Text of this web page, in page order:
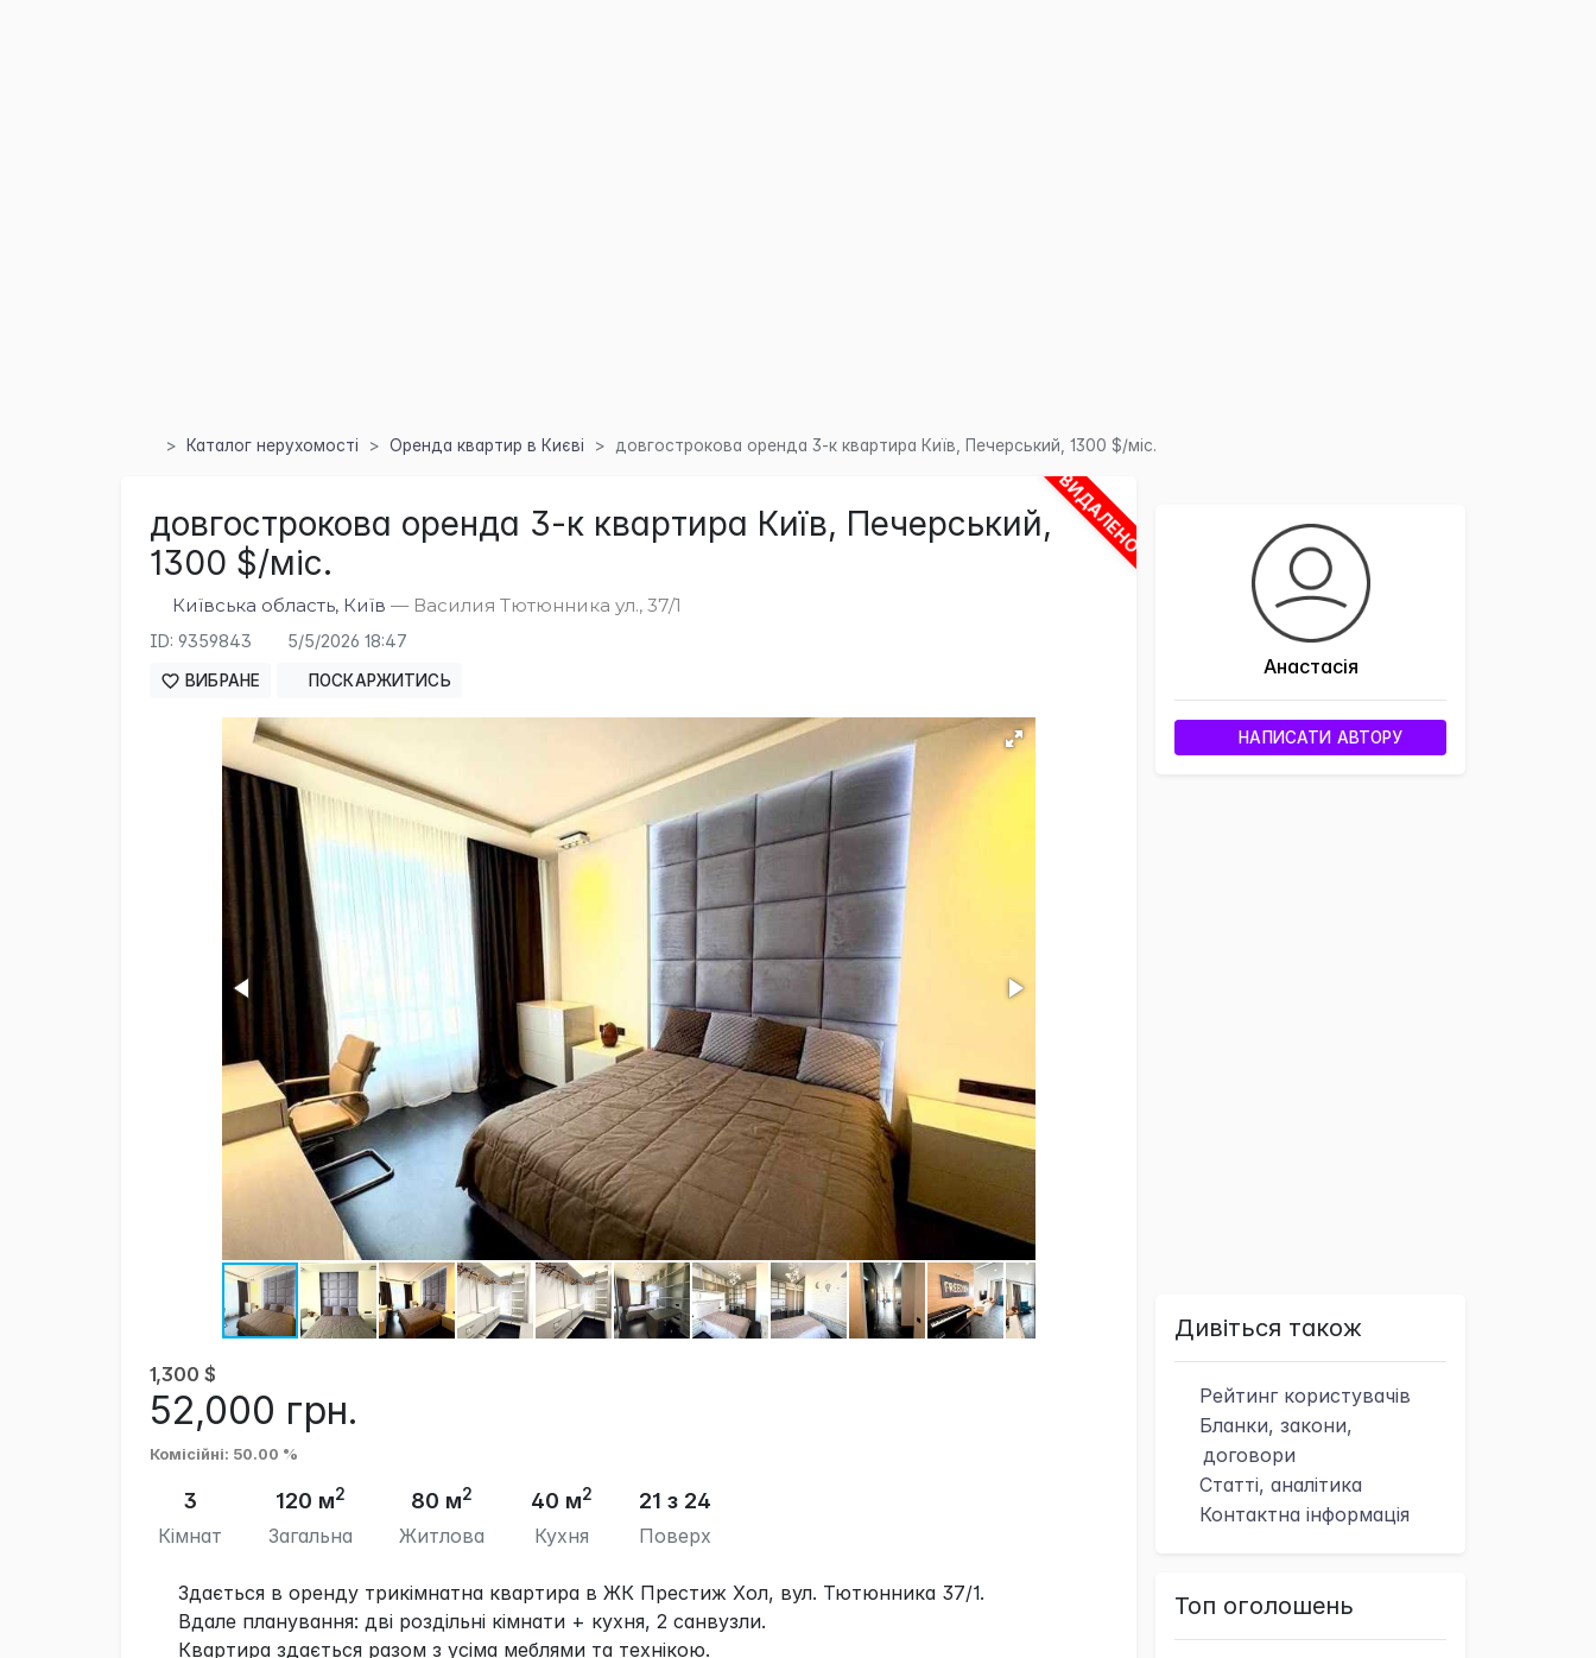
Каталог нерухомості Оренда квартир в Києві довгострокова оренда 3-к квартира Київ, Печерський, 1300 $/міс.
ВИДАЛЕНО
довгострокова оренда 3-к квартира Київ, Печерський,
1300 $/міс.
Київська область, Київ — Василия Тютюнника ул., 37/1
ID: 9359843 5/5/2026 18:47
ВИБРАНЕ ПОСКАРЖИТИСЬ
1,300 $
52,000 грн.
Комісійні: 50.00 %
3
Кімнат
120 м2
Загальна
80 м2
Житлова
40 м2
Кухня
21 з 24
Поверх
Здається в оренду трикімнатна квартира в ЖК Престиж Хол, вул. Тютюнника 37/1.
Вдале планування: дві роздільні кімнати + кухня, 2 санвузли.
Квартира здається разом з усіма меблями та технікою.
Анастасія
НАПИСАТИ АВТОРУ
Дивіться також
Рейтинг користувачів
Бланки, закони,
договори
Статті, аналітика
Контактна інформація
Топ оголошень
×